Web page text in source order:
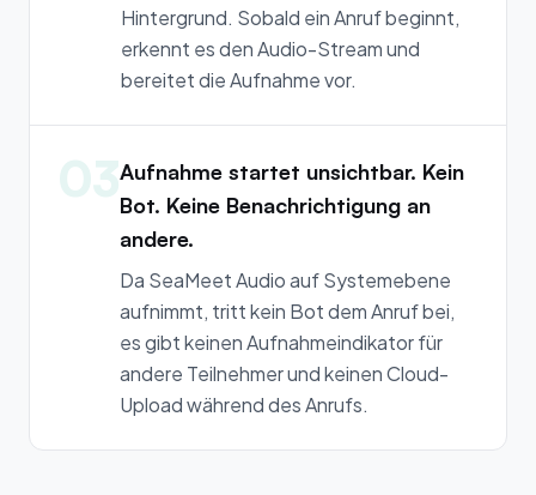
Hintergrund. Sobald ein Anruf beginnt,
erkennt es den Audio-Stream und
bereitet die Aufnahme vor.
03Aufnahme startet unsichtbar. Kein
Bot. Keine Benachrichtigung an
andere.
Da SeaMeet Audio auf Systemebene
aufnimmt, tritt kein Bot dem Anruf bei,
es gibt keinen Aufnahmeindikator für
andere Teilnehmer und keinen Cloud-
Upload während des Anrufs.